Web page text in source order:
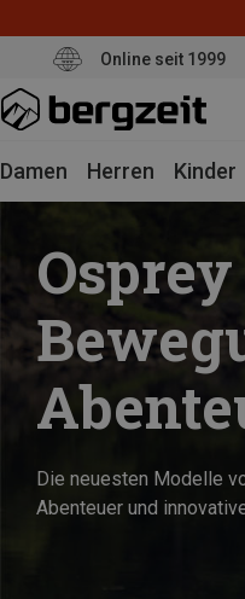
Online seit 1999
Damen Herren Kinder
Die neuesten Modelle
Abenteuer und